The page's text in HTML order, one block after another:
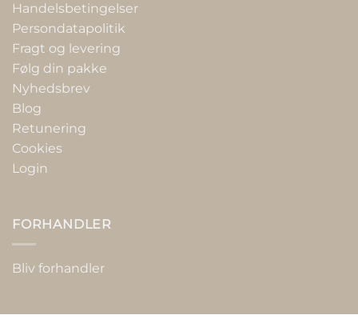
Handelsbetingelser
Persondatapolitik
Fragt og levering
Følg din pakke
Nyhedsbrev
Blog
Retunering
Cookies
Login
FORHANDLER
Bliv forhandler